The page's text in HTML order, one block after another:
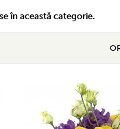
în această categorie.